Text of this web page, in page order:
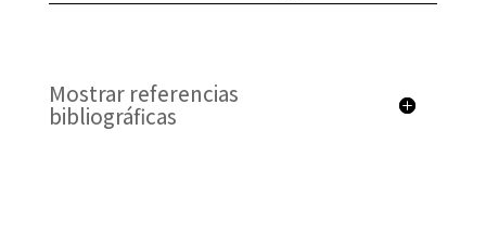
Mostrar referencias
bibliográficas